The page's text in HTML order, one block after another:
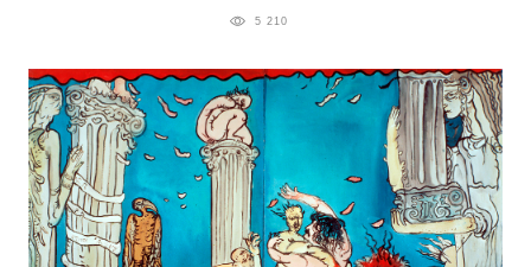
5 210